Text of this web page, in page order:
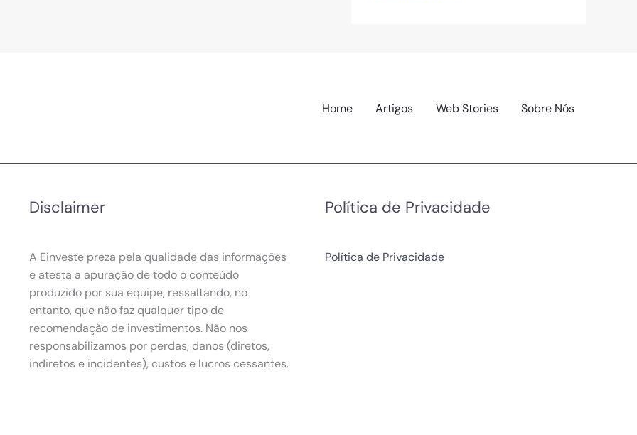
Home Artigos Web Stories Sobre Nós
Disclaimer
A Einveste preza pela qualidade das informações
e atesta a apuração de todo o conteúdo
produzido por sua equipe, ressaltando, no
entanto, que não faz qualquer tipo de
recomendação de investimentos. Não nos
responsabilizamos por perdas, danos (diretos,
indiretos e incidentes), custos e lucros cessantes.
Política de Privacidade
Política de Privacidade